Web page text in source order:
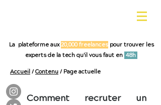
La plateforme aux20,000 freelancespour trouver les
experts de la tech qu'il vous faut en 48h
Accueil / Contenu / Page actuelle
Comment recruter un